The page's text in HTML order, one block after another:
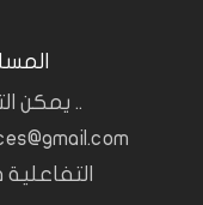
.. يمكن